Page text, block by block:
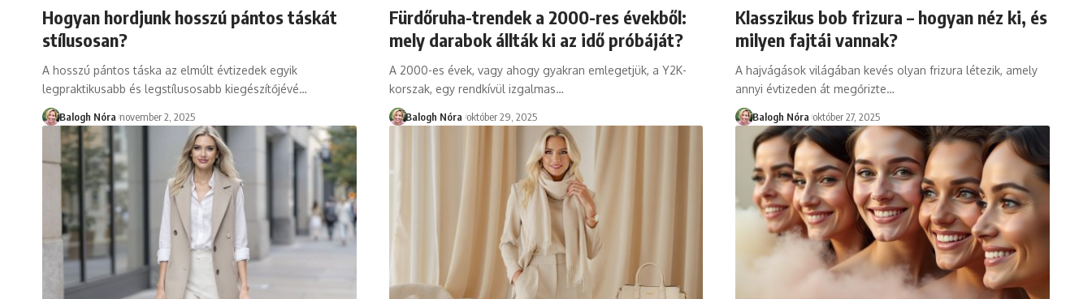
Hogyan hordjunk hosszú pántos táskát
stílusosan?
A hosszú pántos táska az elmúlt évtizedek egyik
legpraktikusabb és legstílusosabb kiegészítőjévé…
Balogh Nóra november 2, 2025
Fürdőruha-trendek a 2000-res évekből:
mely darabok állták ki az idő próbáját?
A 2000-es évek, vagy ahogy gyakran emlegetjük, a Y2K-
korszak, egy rendkívül izgalmas…
Balogh Nóra október 29, 2025
Klasszikus bob frizura – hogyan néz ki, és
milyen fajtái vannak?
A hajvágások világában kevés olyan frizura létezik, amely
annyi évtizeden át megőrizte…
Balogh Nóra október 27, 2025